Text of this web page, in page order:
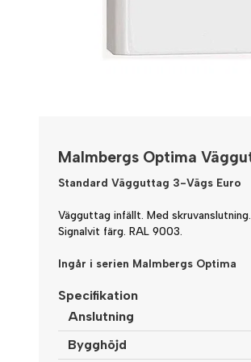
Malmbergs Optima
Standard Vägguttag 3-Vägs Euro
Vägguttag infällt. Med
Signalvit färg. RAL 9003.
Ingår i serien Malmbergs Optima
Specifikation
Anslutning
Bygghöjd